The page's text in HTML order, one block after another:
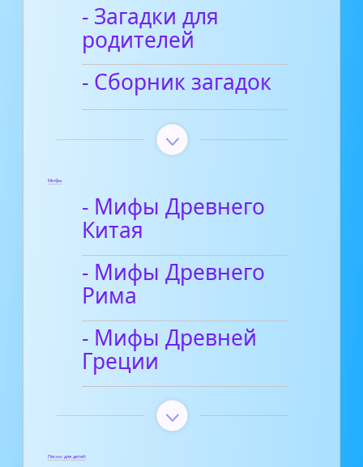
- Загадки для
родителей
- Сборник загадок
Мифы
- Мифы Древнего
Китая
- Мифы Древнего
Рима
- Мифы Древней
Греции
Песни для детей